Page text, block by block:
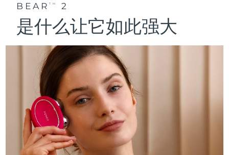
BEARTM 2
是什么让它如此强大